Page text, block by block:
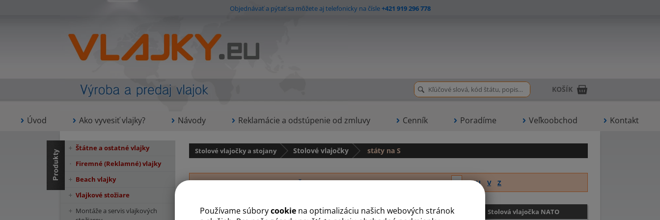
Používame súborycookie na optimalizáciu našich webových stránok
Objednávať a pýtať sa môžete aj telefonicky na čísle+421 919 296 778
Úvod Ako vyvesiť vlajky? Návody Reklamácie a odstúpenie od zmluvy Cenník Poradíme Veľkoobchod Kontakt
KOŠÍK
Stolové vlajočky a stojany Stolové vlajočky státy na S
A B Č D E F G H I J K L M N O P R S T U V Z
Slovenská stolná vlajočka Stolová vlajočka OSN Stolová vlajočka NATO
Štátne a ostatné vlajky
Firemné (Reklamné) vlajky
Beach vlajky
Vlajkové stožiare
Montáže a servis vlajkových